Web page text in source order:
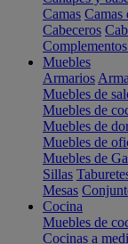
Camas Camas
Cabeceros
Muebles
Armarios
Muebles de
Muebles de
Muebles de
Muebles de
Muebles de
Sillas
Mesas
Cocina
Muebles de
Cocinas a